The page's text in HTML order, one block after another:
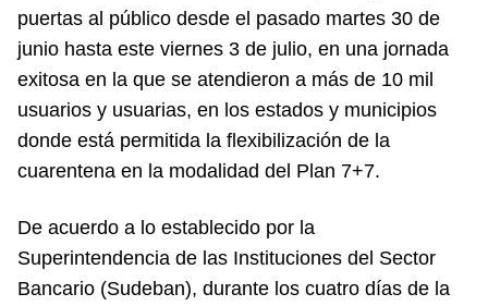
puertas al público desde el pasado martes 30 de
junio hasta este viernes 3 de julio, en una jornada
exitosa en la que se atendieron a más de 10 mil
usuarios y usuarias, en los estados y municipios
donde está permitida la flexibilización de la
cuarentena en la modalidad del Plan 7+7.
De acuerdo a lo establecido por la
Superintendencia de las Instituciones del Sector
Bancario (Sudeban), durante los cuatro días de la